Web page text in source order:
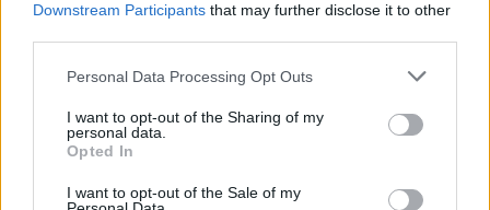
Downstream Participants that may further disclose it to other
Personal Data Processing Opt Outs
I want to opt-out of the Sharing of my
personal data.
Opted In
I want to opt-out of the Sale of my